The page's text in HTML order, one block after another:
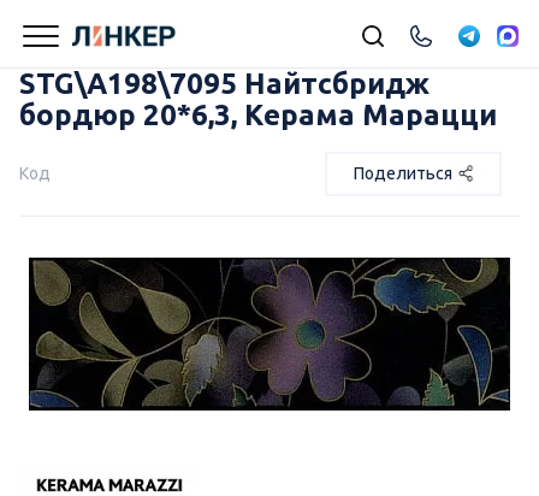
STG\A198\7095 Найтсбридж
бордюр 20*6,3, Керама Марацци
Код Поделиться